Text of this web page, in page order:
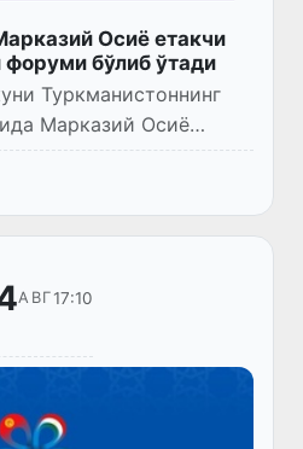
Осиё етакчи
бўлиб ўтади
Туркманистоннинг
Марказий Осиё
навбатдаги
доирасида
аёллари мулоқот...
АВГ17:10